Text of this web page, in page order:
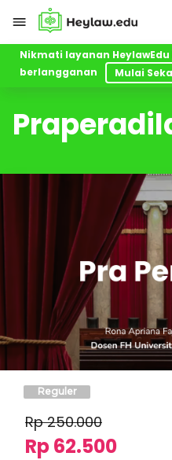
Nikmati layanan
berlangganan
Mulai
Kelas Praperadilan
Reguler
Rp250.000
Rp 62.500